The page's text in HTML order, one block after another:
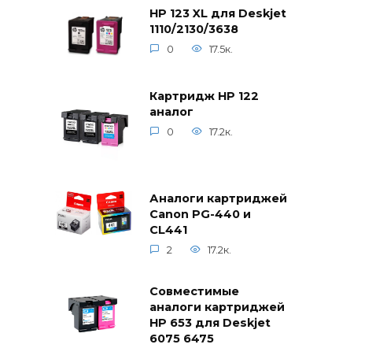
HP 123 XL для Deskjet
1110/2130/3638
0 17.5к.
Картридж HP 122
аналог
0 17.2к.
Аналоги картриджей
Canon PG-440 и
CL441
2 17.2к.
Совместимые
аналоги картриджей
HP 653 для Deskjet
6075 6475